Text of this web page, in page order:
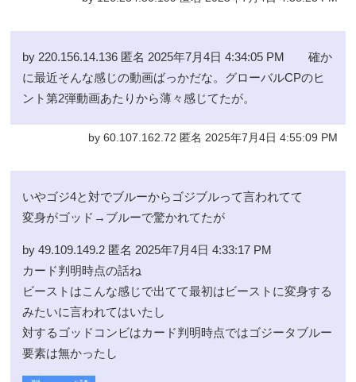
by 220.156.14.136 匿名 2025年7月4日 4:34:05 PM 確か
に最近そんな感じの動画ばっかだな。グローバルCPのヒ
ント第2弾動画あたりから薄々感じてたが。
by 60.107.162.72 匿名 2025年7月4日 4:55:09 PM
いやゴジ4と対でブルーからゴジブルって言われてて
変身がゴッド→ブルーで驚かれてたが
by 49.109.149.2 匿名 2025年7月4日 4:33:17 PM
カード判明時点の話ね
ビーストはこんな感じで出てて最初はビーストに変身する
みたいに言われてはいたし
対するゴッドコンビはカード判明時点ではゴジータブルー
要素は無かったし